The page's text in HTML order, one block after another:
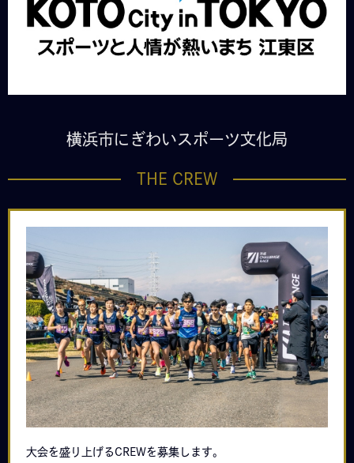
横浜市にぎわいスポーツ文化局
THE CREW
大会を盛り上げるCREWを募集します。